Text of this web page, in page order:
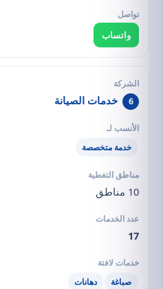
واتساب
6 خدمات الصيانة
خدمة متخصصة
10 مناطق
17
صباغة دهانات